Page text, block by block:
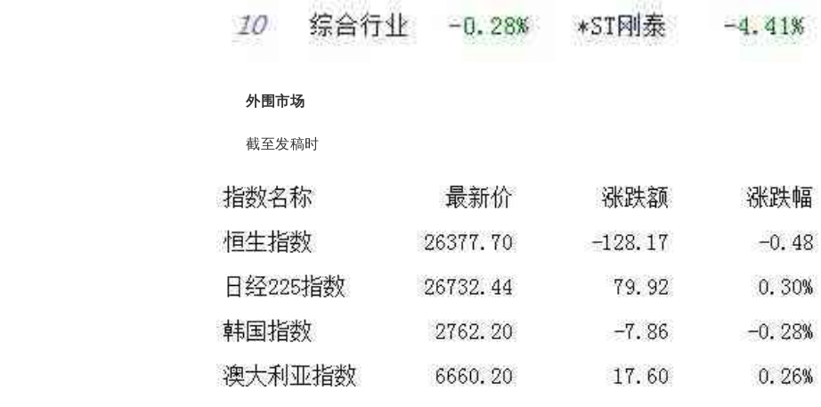
外围市场
截至发稿时